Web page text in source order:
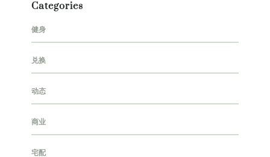
Categories
健身
兑换
动态
商业
宅配